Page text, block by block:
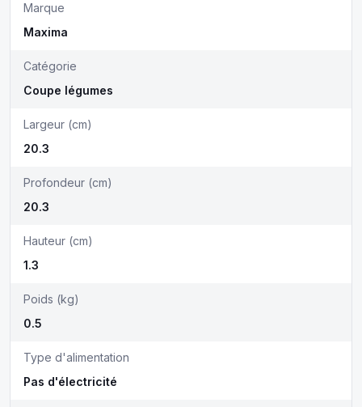
Marque
Maxima
Catégorie
Coupe légumes
Largeur (cm)
20.3
Profondeur (cm)
20.3
Hauteur (cm)
1.3
Poids (kg)
0.5
Type d'alimentation
Pas d'électricité